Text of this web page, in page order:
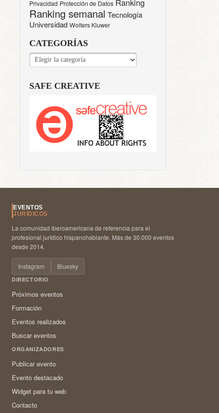
Privacidad Protección de Datos
Ranking semanal Tecnología
Universidad Wolters Kluwer
CATEGORÍAS
CATEGORÍAS
SAFE CREATIVE
EVENTOS
JURÍDICOS
La comunidad iberoamericana de referencia para el
profesional jurídico hispanohablante. Más de 30.000 eventos
desde 2014.
Instagram Bluesky
DIRECTORIO
Próximos eventos
Formación
Eventos realizados
Buscar eventos
ORGANIZADORES
Publicar evento
Evento destacado
Widget para tu web
Contacto